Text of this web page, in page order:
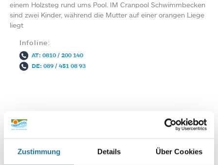
Zustimmung Details Über Cookies
einem Holzsteg rund ums Pool. IM Cranpool Schwimmbecken
sind zwei Kinder, während die Mutter auf einer orangen Liege
liegt
Infoline:
AT: 0810 / 200 140
DE: 089 / 451 08 93